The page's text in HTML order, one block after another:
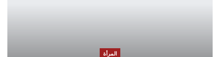
المرأة